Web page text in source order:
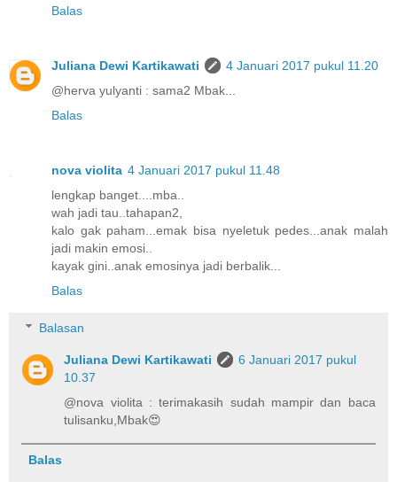
Balas
Juliana Dewi Kartikawati
4 Januari 2017 pukul 11.20
@herva yulyanti : sama2 Mbak...
Balas
nova violita 4 Januari 2017 pukul 11.48
lengkap banget....mba..
wah jadi tau..tahapan2,
kalo gak paham...emak bisa nyeletuk pedes...anak malah
jadi makin emosi..
kayak gini..anak emosinya jadi berbalik...
Balas
Balasan
Juliana Dewi Kartikawati
6 Januari 2017 pukul
10.37
@nova violita : terimakasih sudah mampir dan baca
tulisanku,Mbak😍
Balas